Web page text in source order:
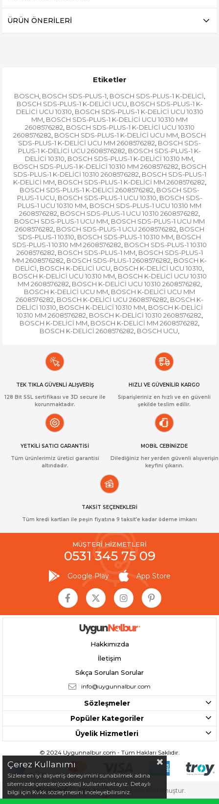
ÜRÜN ÖNERILERI
Etiketler
BOSCH BOSCH SDS-PLUS-1 BOSCH SDS-PLUS-1 K-DELİCİ
BOSCH SDS-PLUS-1 K-DELİCİ UCU BOSCH SDS-PLUS-1 K-
DELİCİ UCU 10310 BOSCH SDS-PLUS-1 K-DELİCİ UCU 10310
MM BOSCH SDS-PLUS-1 K-DELİCİ UCU 10310 MM
2608576282 BOSCH SDS-PLUS-1 K-DELİCİ UCU 10310
2608576282 BOSCH SDS-PLUS-1 K-DELİCİ UCU MM BOSCH
SDS-PLUS-1 K-DELİCİ UCU MM 2608576282 BOSCH SDS-
PLUS-1 K-DELİCİ UCU 2608576282 BOSCH SDS-PLUS-1 K-
DELİCİ 10310 BOSCH SDS-PLUS-1 K-DELİCİ 10310 MM
BOSCH SDS-PLUS-1 K-DELİCİ 10310 MM 2608576282 BOSCH
SDS-PLUS-1 K-DELİCİ 10310 2608576282 BOSCH SDS-PLUS-1
K-DELİCİ MM BOSCH SDS-PLUS-1 K-DELİCİ MM 2608576282
BOSCH SDS-PLUS-1 K-DELİCİ 2608576282 BOSCH SDS-
PLUS-1 UCU BOSCH SDS-PLUS-1 UCU 10310 BOSCH SDS-
PLUS-1 UCU 10310 MM BOSCH SDS-PLUS-1 UCU 10310 MM
2608576282 BOSCH SDS-PLUS-1 UCU 10310 2608576282
BOSCH SDS-PLUS-1 UCU MM BOSCH SDS-PLUS-1 UCU MM
2608576282 BOSCH SDS-PLUS-1 UCU 2608576282 BOSCH
SDS-PLUS-1 10310 BOSCH SDS-PLUS-1 10310 MM BOSCH
SDS-PLUS-1 10310 MM 2608576282 BOSCH SDS-PLUS-1 10310
2608576282 BOSCH SDS-PLUS-1 MM BOSCH SDS-PLUS-1
MM 2608576282 BOSCH SDS-PLUS-1 2608576282 BOSCH K-
DELİCİ BOSCH K-DELİCİ UCU BOSCH K-DELİCİ UCU 10310
BOSCH K-DELİCİ UCU 10310 MM BOSCH K-DELİCİ UCU 10310
MM 2608576282 BOSCH K-DELİCİ UCU 10310 2608576282
BOSCH K-DELİCİ UCU MM BOSCH K-DELİCİ UCU MM
2608576282 BOSCH K-DELİCİ UCU 2608576282 BOSCH K-
DELİCİ 10310 BOSCH K-DELİCİ 10310 MM BOSCH K-DELİCİ
10310 MM 2608576282 BOSCH K-DELİCİ 10310 2608576282
BOSCH K-DELİCİ MM BOSCH K-DELİCİ MM 2608576282
BOSCH K-DELİCİ 2608576282 BOSCH UCU
TEK TIKLA GÜVENLİ ALIŞVERİŞ
128 Bit SSL sertifikası ve 3D secure ile
korunmaktadır.
HIZLI VE GÜVENİLİR KARGO
Siparişleriniz en hızlı ve en güvenli
şekilde teslim edilir.
YETKİLİ SATICI GARANTİSİ
Tüm ürünlerimiz üretici garantisi
altındadır.
MOBİL CEBİNİZDE
Dilediğiniz her yerden güvenli alışverişin
keyfini çıkarın.
TAKSİT SEÇENEKLERİ
Tüm kredi kartları ile peşin fiyatına 9 taksit’e kadar ödeme imkanı
MÜŞTERİ HİZMETLERİ
0531 345 75 09
Google Play App Store
Hakkımızda
İletişim
Sıkça Sorulan Sorular
info@uygunnalbur.com
Sözleşmeler
Popüler Kategoriler
Üyelik Hizmetleri
© 2024 Uygunnalbur.com - Tüm Hakları Saklıdır.
Tarafından Kurulmuştur.
Çerez Kullanımı
Sizlere en iyi alışveriş deneyimini sunabilmek adına
sitemizde çerezler(cookies) kullanmaktayız. Detaylı
bilgi için Kvkk sözleşmesini inceleyebilirsiniz.